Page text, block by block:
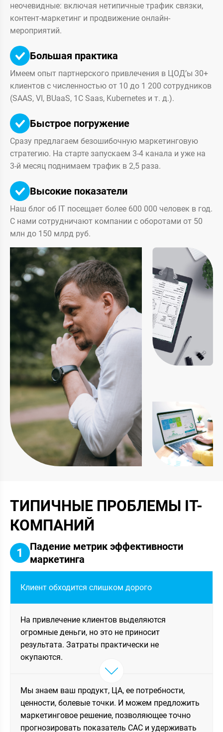
неочевидные: включая нетипичные трафик связки,
контент-маркетинг и продвижение онлайн-
мероприятий.
Большая практика
Имеем опыт партнерского привлечения в ЦОД’ы 30+
клиентов с численностью от 10 до 1 200 сотрудников
(SAAS, VI, BUaaS, 1С Saas, Kubernetes и т. д.).
Быстрое погружение
Сразу предлагаем безошибочную маркетинговую
стратегию. На старте запускаем 3-4 канала и уже на
3-й месяц поднимаем трафик в 2,5 раза.
Высокие показатели
Наш блог об IT посещает более 600 000 человек в год.
С нами сотрудничают компании с оборотами от 50
млн до 150 млрд руб.
ТИПИЧНЫЕ ПРОБЛЕМЫ IT-
КОМПАНИЙ
1
Падение метрик эффективности
маркетинга
Клиент обходится слишком дорого
На привлечение клиентов выделяются
огромные деньги, но это не приносит
результата. Затраты практически не
окупаются.
Мы знаем ваш продукт, ЦА, ее потребности,
ценности, болевые точки. И можем предложить
маркетинговое решение, позволяющее точно
прогнозировать показатель САС и удерживать